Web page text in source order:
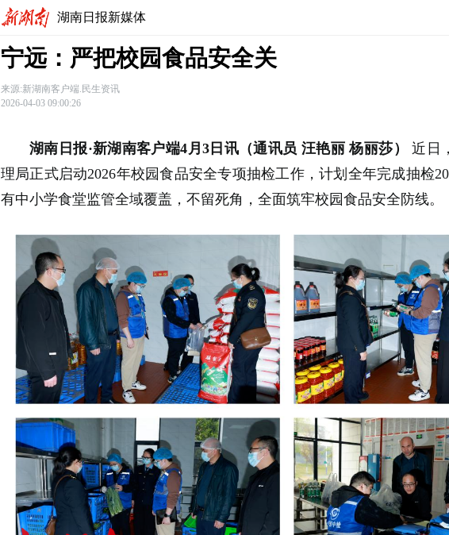
湖南日报新媒体
宁远：严把校园食品安全关
来源:新湖南客户端.民生资讯
2026-04-03 09:00:26
湖南日报·新湖南客户端4月3日讯（通讯员 汪艳丽 杨丽莎）
近日
理局正式启动2026年校园食品安全专项抽检工作，计划全年完成抽检
有中小学食堂监管全域覆盖，不留死角，全面筑牢校园食品安全防线。